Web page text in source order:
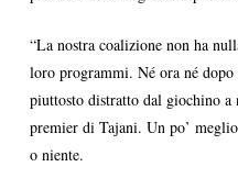
“La nostra coalizione non ha
loro programmi. Né ora né
piuttosto distratto dal giochino a
premier di Tajani. Un po’
o niente.